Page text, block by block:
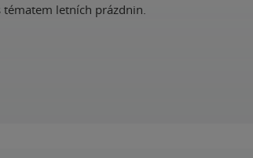
tématem letních prázdnin.